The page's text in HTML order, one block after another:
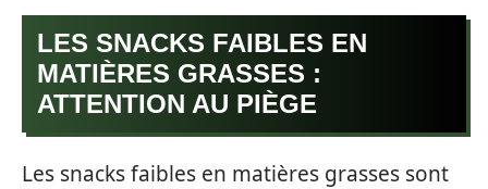
LES SNACKS FAIBLES EN
MATIÈRES GRASSES :
ATTENTION AU PIÈGE
Les snacks faibles en matières grasses sont